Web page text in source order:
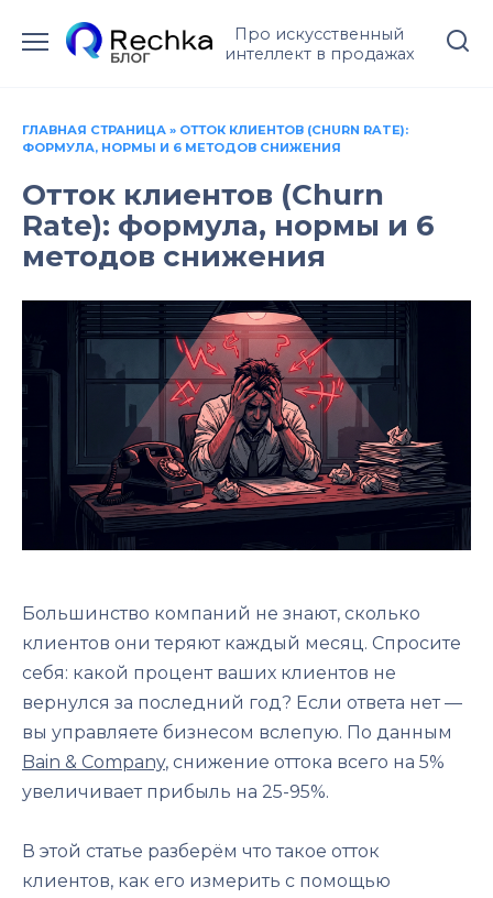
содержанию
Про искусственный
интеллект в продажах
ГЛАВНАЯ СТРАНИЦА » ОТТОК КЛИЕНТОВ (CHURN RATE):
ФОРМУЛА, НОРМЫ И 6 МЕТОДОВ СНИЖЕНИЯ
Отток клиентов (Churn
Rate): формула, нормы и 6
методов снижения
Большинство компаний не знают, сколько
клиентов они теряют каждый месяц. Спросите
себя: какой процент ваших клиентов не
вернулся за последний год? Если ответа нет —
вы управляете бизнесом вслепую. По данным
Bain & Company, снижение оттока всего на 5%
увеличивает прибыль на 25-95%.
В этой статье разберём что такое отток
клиентов, как его измерить с помощью